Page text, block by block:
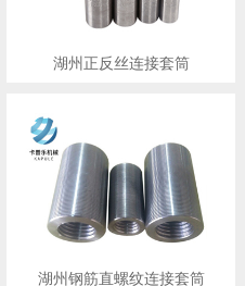
湖州正反丝连接套筒
湖州钢筋直螺纹连接套筒